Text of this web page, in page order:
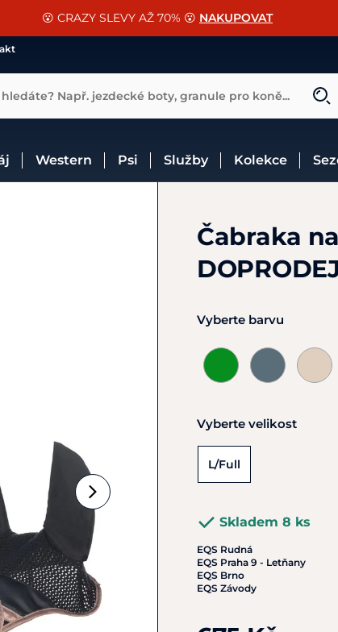
SLEVA 13% na vše od Cassini! CHCI SLEVU
😮 CRAZY SLEVY AŽ 70% 😮 NAKUPOVAT
a doplňky k vybraným sedlům ZDARMA 🐴
hledáte? Např. jezdecké boty, granule pro koně...
Western Psi Služby Kolekce
Čabraka
Vyberte barvu
Vyberte velikost
L/Full
Skladem 8 ks
EQS Rudná
EQS Praha 9 - Letňany
EQS Brno
EQS Závody